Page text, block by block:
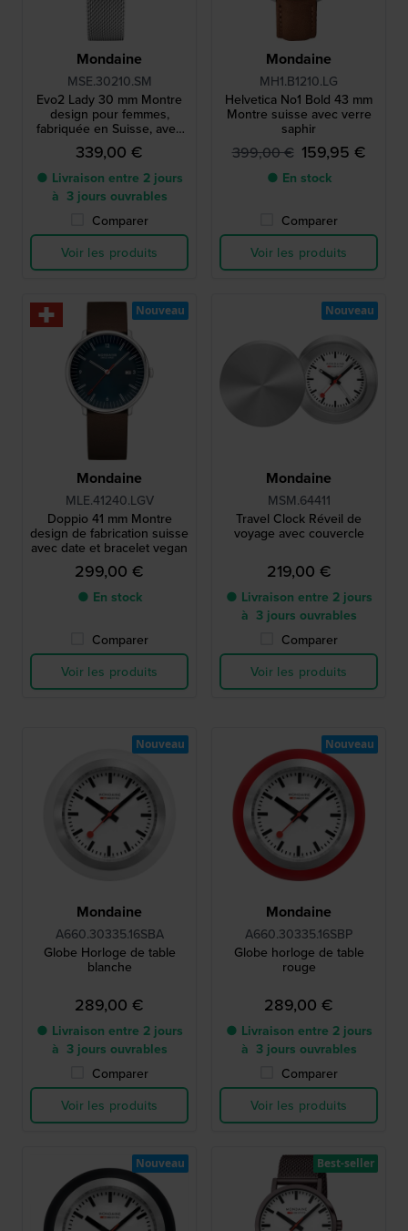
Mondaine
MSE.30210.SM
Evo2 Lady 30 mm Montre
design pour femmes,
fabriquée en Suisse, avec
grande date
339,00 €
● Livraison entre 2 jours
à 3 jours ouvrables
Comparer
Voir les produits
Mondaine
MH1.B1210.LG
Helvetica No1 Bold 43 mm
Montre suisse avec verre
saphir
399,00 € 159,95 €
● En stock
Comparer
Voir les produits
Mondaine
MLE.41240.LGV
Doppio 41 mm Montre
design de fabrication suisse
avec date et bracelet vegan
299,00 €
● En stock
Comparer
Voir les produits
Nouveau
Mondaine
MSM.64411
Travel Clock Réveil de
voyage avec couvercle
219,00 €
● Livraison entre 2 jours
à 3 jours ouvrables
Comparer
Voir les produits
Nouveau
Mondaine
A660.30335.16SBA
Globe Horloge de table
blanche
289,00 €
● Livraison entre 2 jours
à 3 jours ouvrables
Comparer
Voir les produits
Nouveau
Mondaine
A660.30335.16SBP
Globe horloge de table
rouge
289,00 €
● Livraison entre 2 jours
à 3 jours ouvrables
Comparer
Voir les produits
Nouveau
Nouveau Best-seller